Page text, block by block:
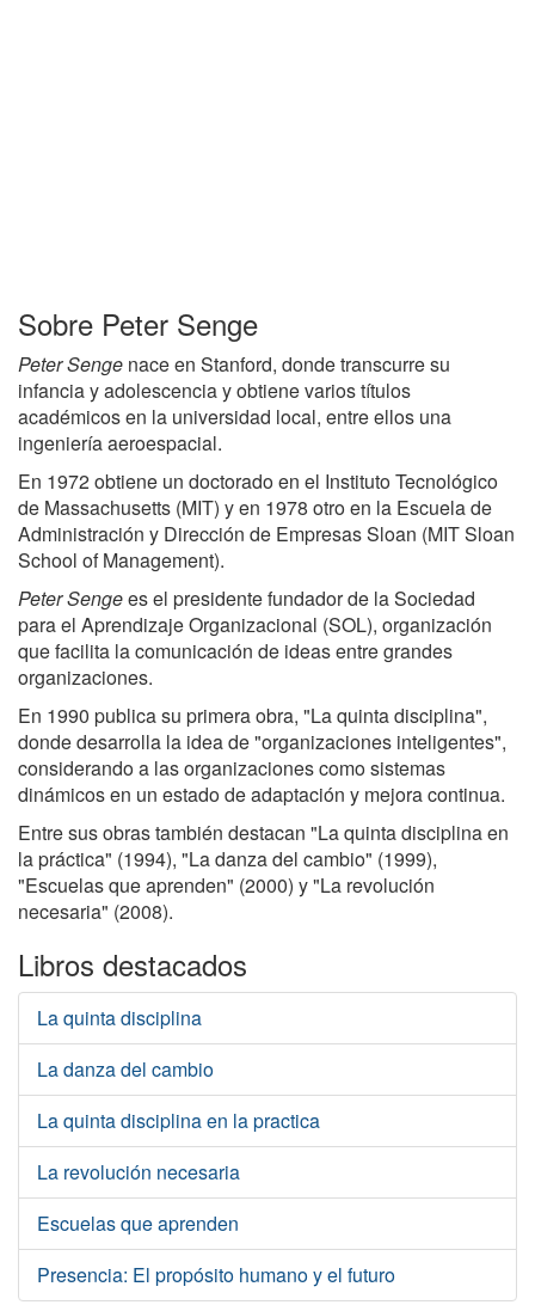
Sobre Peter Senge
Peter Senge nace en Stanford, donde transcurre su
infancia y adolescencia y obtiene varios títulos
académicos en la universidad local, entre ellos una
ingeniería aeroespacial.
En 1972 obtiene un doctorado en el Instituto Tecnológico
de Massachusetts (MIT) y en 1978 otro en la Escuela de
Administración y Dirección de Empresas Sloan (MIT Sloan
School of Management).
Peter Sengees el presidente fundador de la Sociedad
para el Aprendizaje Organizacional (SOL), organización
que facilita la comunicación de ideas entre grandes
organizaciones.
En 1990 publica su primera obra, "La quinta disciplina",
donde desarrolla la idea de "organizaciones inteligentes",
considerando a las organizaciones como sistemas
dinámicos en un estado de adaptación y mejora continua.
Entre sus obras también destacan "La quinta disciplina en
la práctica" (1994), "La danza del cambio" (1999),
"Escuelas que aprenden" (2000) y "La revolución
necesaria" (2008).
Libros destacados
La quinta disciplina
La danza del cambio
La quinta disciplina en la practica
La revolución necesaria
Escuelas que aprenden
Presencia: El propósito humano y el futuro